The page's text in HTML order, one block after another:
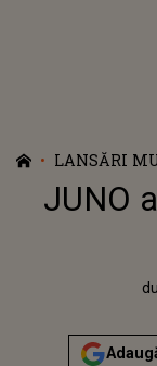
LANSĂRI
JUNO
vineri, 17 noiembrie